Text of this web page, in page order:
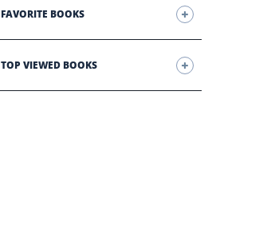
FAVORITE BOOKS
TOP VIEWED BOOKS